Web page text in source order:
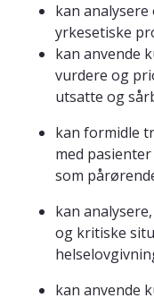
kan
yrkesetiske
kan anvende
vurdere og
utsatte og
kan formidle
med
som
kan
og kritiske
kan anvende